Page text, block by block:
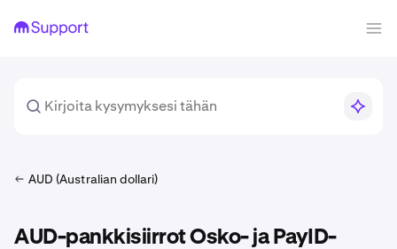
AUD (Australian dollari)
AUD-pankkisiirrot Osko- ja PayID-